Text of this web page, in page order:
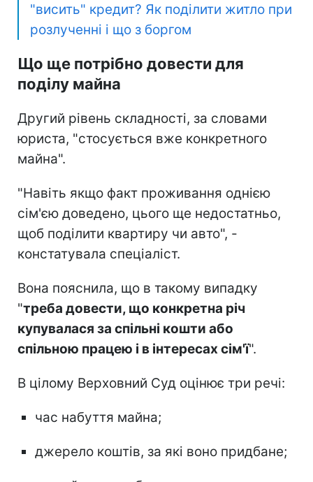
"висить" кредит? Як поділити житло при
розлученні і що з боргом
Що ще потрібно довести для
поділу майна
Другий рівень складності, за словами
юриста, "стосується вже конкретного
майна".
"Навіть якщо факт проживання однією
сім'єю доведено, цього ще недостатньо,
щоб поділити квартиру чи авто", -
констатувала спеціаліст.
Вона пояснила, що в такому випадку
"треба довести, що конкретна річ
купувалася за спільні кошти або
спільною працею і в інтересах сім'ї".
В цілому Верховний Суд оцінює три речі:
час набуття майна;
джерело коштів, за які воно придбане;